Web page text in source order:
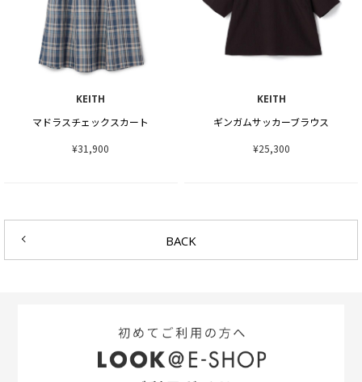
KEITH
マドラスチェックスカート
¥31,900
KEITH
ギンガムサッカーブラウス
¥25,300
BACK